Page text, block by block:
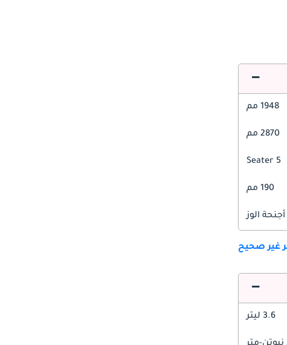
1948 مم
2870 مم
5 Seater
190 مم
الوز
غير صحيح
3.6 ليتر